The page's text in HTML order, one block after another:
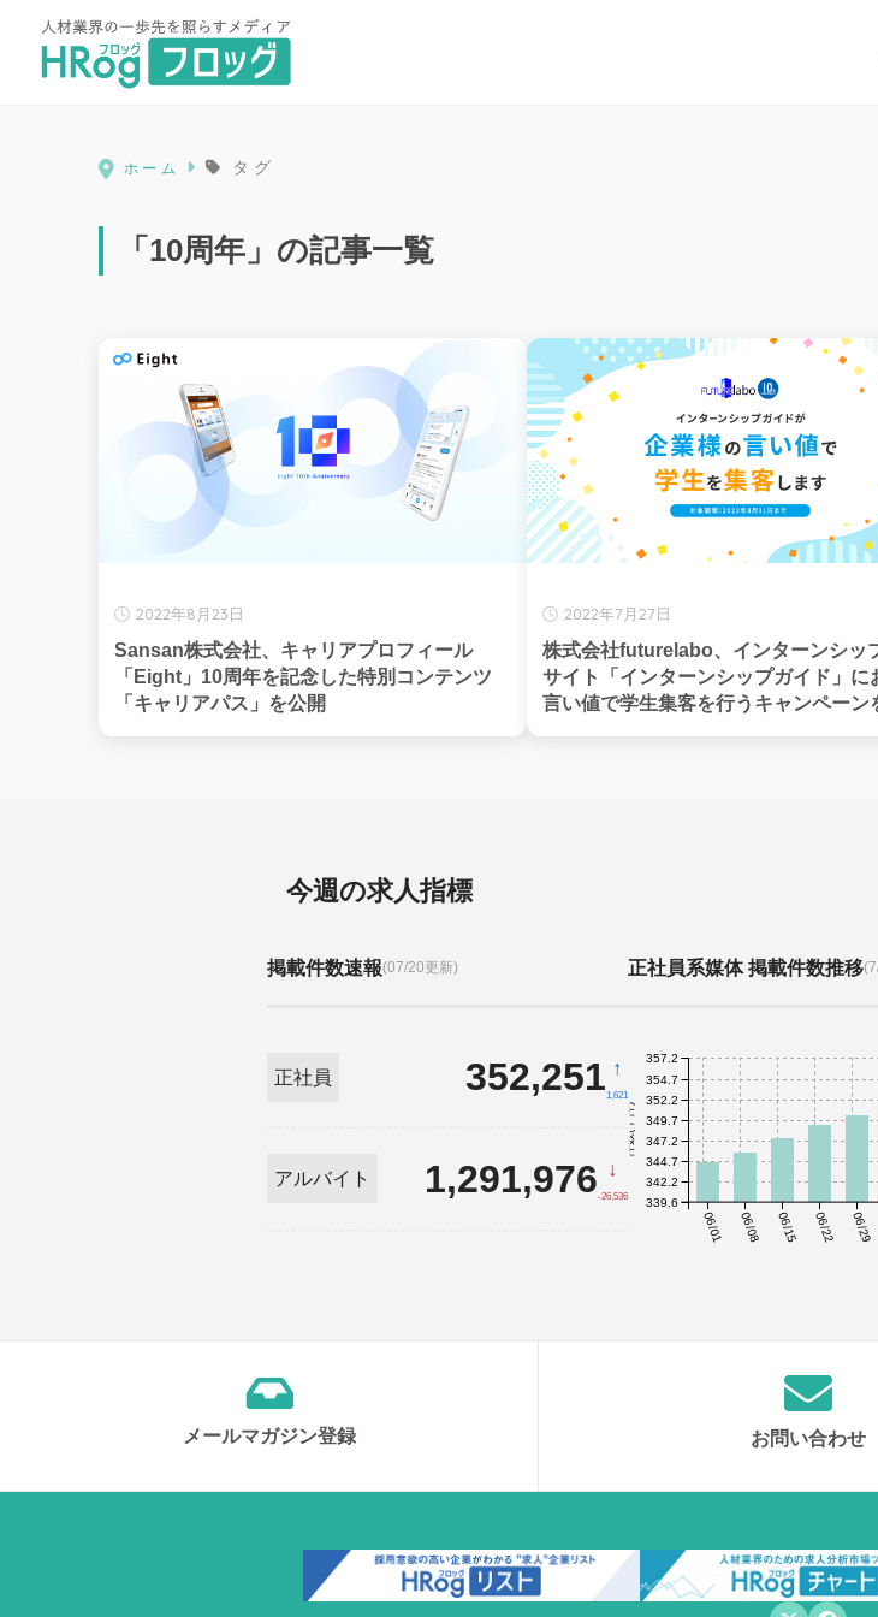
HRog | 人材業界の一歩先を照らすメディア
ホーム タグ
「10周年」の記事一覧
2022年8月23日
Sansan株式会社、キャリアプロフィール
「Eight」10周年を記念した特別コンテンツ
「キャリアパス」を公開
2022年7月27日
株式会社futurelabo、インターンシッ
サイト「インターンシップガイド」に
言い値で学生集客を行うキャンペーン
今週の求人指標
掲載件数速報(07/20更新)
正社員 352,251 ↑
1,621
アルバイト 1,291,976 ↓
-26,536
正社員系媒体 掲載件数推移
06/01 06/08 06/15 06/22 06/29
件数(千件)
339.6
342.2
344.7
347.2
349.7
352.2
354.7
357.2
メールマガジン登録 お問い合わせ